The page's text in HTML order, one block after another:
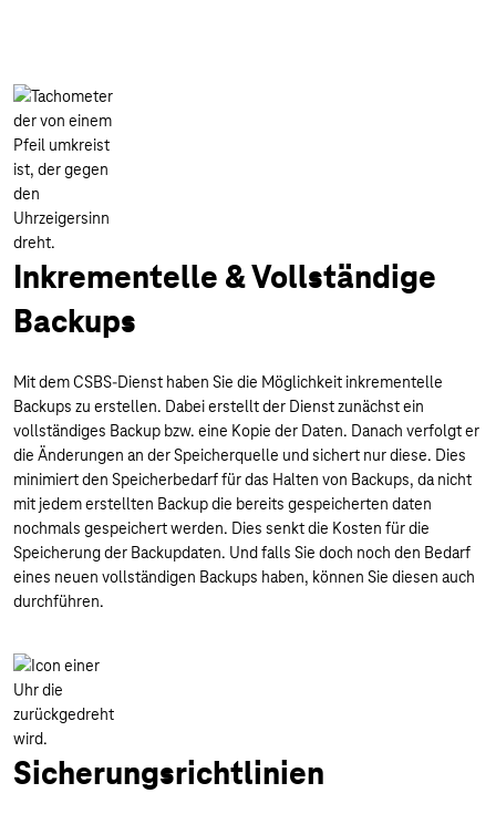
Inkrementelle & Vollständige
Backups
Mit dem CSBS-Dienst haben Sie die Möglichkeit inkrementelle
Backups zu erstellen. Dabei erstellt der Dienst zunächst ein
vollständiges Backup bzw. eine Kopie der Daten. Danach verfolgt er
die Änderungen an der Speicherquelle und sichert nur diese. Dies
minimiert den Speicherbedarf für das Halten von Backups, da nicht
mit jedem erstellten Backup die bereits gespeicherten daten
nochmals gespeichert werden. Dies senkt die Kosten für die
Speicherung der Backupdaten. Und falls Sie doch noch den Bedarf
eines neuen vollständigen Backups haben, können Sie diesen auch
durchführen.
Sicherungsrichtlinien